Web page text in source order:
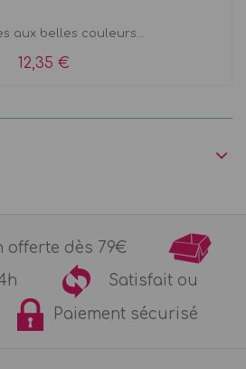
aux belles couleurs...
12,35 €
offerte dès 79€
24h
Satisfait ou
Paiement sécurisé